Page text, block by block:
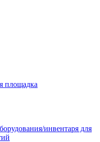
площадка
инвентаря для